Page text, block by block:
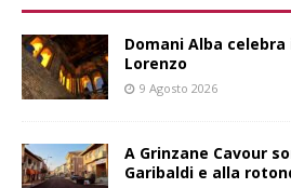
Domani Alba
Lorenzo
9 Agosto 2026
A Grinzane Cavour
Garibaldi e alla